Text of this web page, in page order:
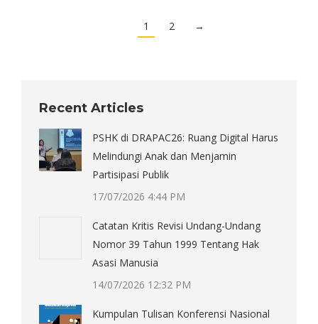
1 2 →
Recent Articles
PSHK di DRAPAC26: Ruang Digital Harus
Melindungi Anak dan Menjamin
Partisipasi Publik
17/07/2026 4:44 PM
Catatan Kritis Revisi Undang-Undang
Nomor 39 Tahun 1999 Tentang Hak
Asasi Manusia
14/07/2026 12:32 PM
Kumpulan Tulisan Konferensi Nasional